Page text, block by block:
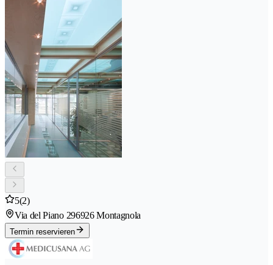
5(2)
Via del Piano 296926 Montagnola
Termin reservieren